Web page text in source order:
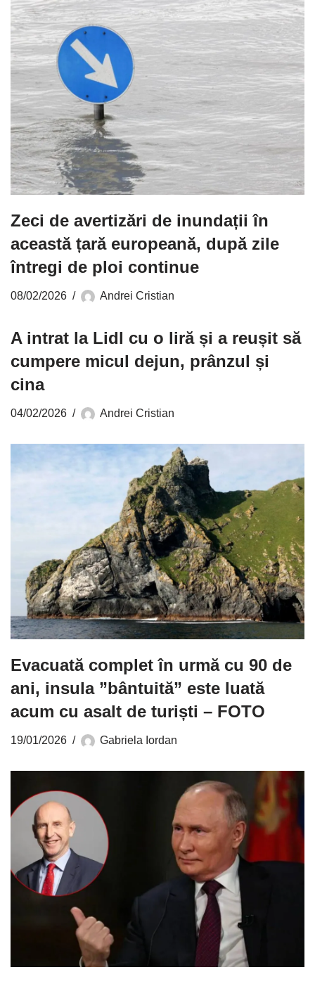
Zeci de avertizări de inundații în
această țară europeană, după zile
întregi de ploi continue
08/02/2026 Andrei Cristian
A intrat la Lidl cu o liră și a reușit să
cumpere micul dejun, prânzul și
cina
04/02/2026 Andrei Cristian
Evacuată complet în urmă cu 90 de
ani, insula ”bântuită” este luată
acum cu asalt de turiști – FOTO
19/01/2026 Gabriela Iordan